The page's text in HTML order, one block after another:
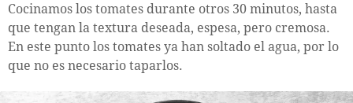
Cocinamos los tomates durante otros 30 minutos, hasta
que tengan la textura deseada, espesa, pero cremosa.
En este punto los tomates ya han soltado el agua, por lo
que no es necesario taparlos.